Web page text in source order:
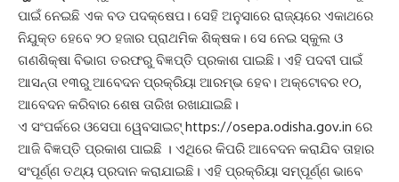
ପାଇଁ ନେଇଛି ଏକ ବଡ ପଦକ୍ଷେପ। ସେହି ଅନୁସାରେ ରାଜ୍ୟରେ ଏକାଥରେ
ନିଯୁକ୍ତ ହେବେ ୨୦ ହଜାର ପ୍ରାଥମିକ ଶିକ୍ଷକ। ସେ ନେଇ ସ୍କୁଲ ଓ
ଗଣଶିକ୍ଷା ବିଭାଗ ତରଫରୁ ବିଜ୍ଞପ୍ତି ପ୍ରକାଶ ପାଇଛି। ଏହି ପଦବୀ ପାଇଁ
ଆସନ୍ତା ୧୩ରୁ ଆବେଦନ ପ୍ରକ୍ରିୟା ଆରମ୍ଭ ହେବ। ଅକ୍ଟୋବର ୧୦,
ଆବେଦନ କରିବାର ଶେଷ ତାରିଖ ରଖାଯାଇଛି।
ଏ ସଂପର୍କରେ ଓସେପା ୱେବସାଇଟ୍‌ https://osepa.odisha.gov.in ରେ
ଆଜି ବିଜ୍ଞପ୍ତି ପ୍ରକାଶ ପାଇଛି । ଏଥିରେ କିପରି ଆବେଦନ କରାଯିବ ତାହାର
ସଂପୂର୍ଣ୍ଣ ତଥ୍ୟ ପ୍ରଦାନ କରାଯାଇଛି। ଏହି ପ୍ରକ୍ରିୟା ସମ୍ପୂର୍ଣ୍ଣ ଭାବେ